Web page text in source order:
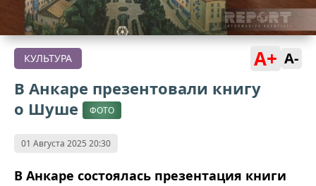
КУЛЬТУРА A+ A-
В Анкаре презентовали книгу
о Шуше
ФОТО
01 Августа 2025 20:30
В Анкаре состоялась презентация книги